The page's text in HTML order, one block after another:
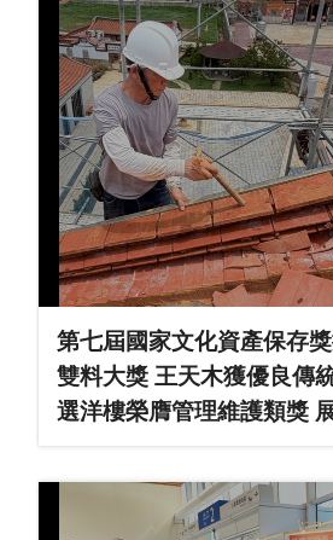
第七屆國家文化資產保存
雙料大獎 王天木獲優良傳
選洋樓榮膺管理維護類獎